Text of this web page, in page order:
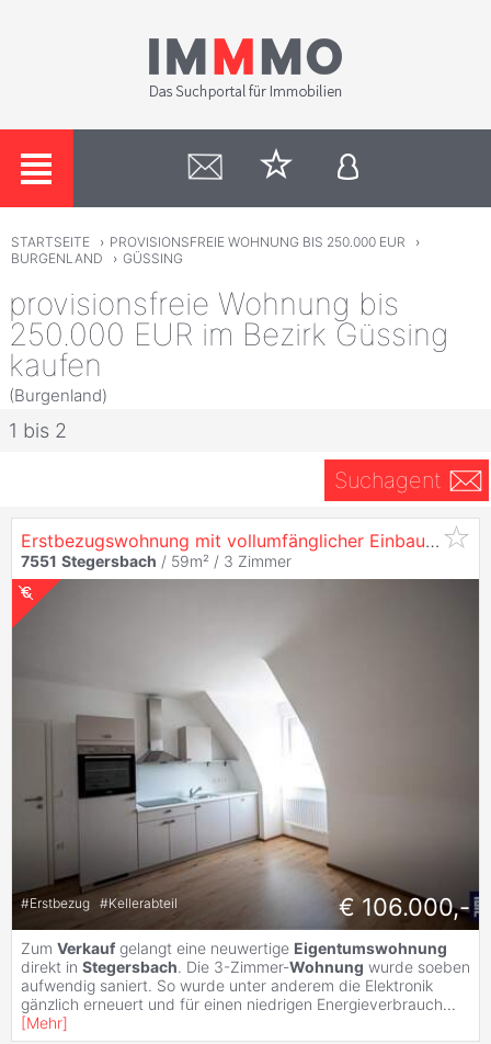
STARTSEITE › PROVISIONSFREIE WOHNUNG BIS 250.000 EUR
›
BURGENLAND
› GÜSSING
provisionsfreie Wohnung bis
250.000 EUR im Bezirk Güssing
kaufen
(Burgenland)
1 bis 2
Suchagent
Erstbezugswohnung mit vollumfänglicher Einbauküche! (Provisionsfrei)
7551 Stegersbach / 59m² / 3 Zimmer
#Erstbezug #Kellerabteil € 106.000,-
Zum Verkauf gelangt eine neuwertige Eigentumswohnung
direkt in Stegersbach. Die 3-Zimmer-Wohnung wurde soeben
aufwendig saniert. So wurde unter anderem die Elektronik
gänzlich erneuert und für einen niedrigen Energieverbrauch...
[Mehr]